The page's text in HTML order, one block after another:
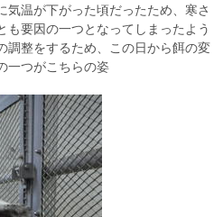
気温が下がった頃だったため、寒さ
も要因の一つとなってしまったよう
調整をするため、この日から餌の変
一つがこちらの姿